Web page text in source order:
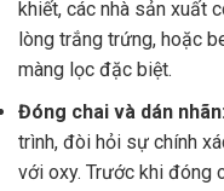
khiết, các nhà sản xuất
lòng trắng trứng, hoặc
màng lọc đặc biệt.
Đóng chai và dán nhãn:
trình, đòi hỏi sự chính
với oxy. Trước khi đóng